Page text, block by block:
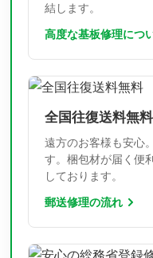
結します。
高度な基板修理につ
全国往復送料無料
遠方のお客様も安心
す。梱包材が届く便
しております。
郵送修理の流れ